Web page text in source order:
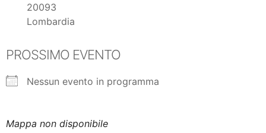
20093
Lombardia
PROSSIMO EVENTO
Nessun evento in programma
Mappa non disponibile